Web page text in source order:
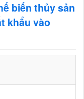
biến thủy sản
khẩu vào